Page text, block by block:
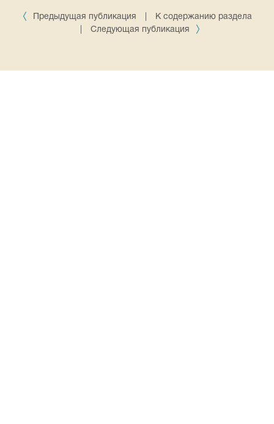
Предыдущая публикация
К содержанию раздела
Следующая публикация